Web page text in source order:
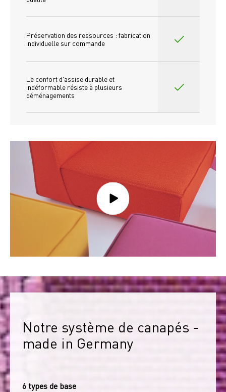
Préservation des ressources : fabrication
individuelle sur commande
Le confort d'assise durable et
indéformable résiste à plusieurs
déménagements
Notre système de canapés -
made in Germany
6 types de base